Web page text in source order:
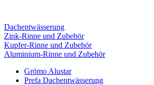
Dachentwässerung
Zink-Rinne und Zubehör
Kupfer-Rinne und Zubehör
Aluminium-Rinne und Zubehör
Grömo Alustar
Prefa Dachentwässerung